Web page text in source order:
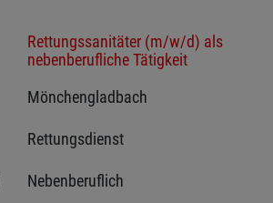
Rettungssanitäter (m/w/d) als
nebenberufliche Tätigkeit
Mönchengladbach
Rettungsdienst
Nebenberuflich